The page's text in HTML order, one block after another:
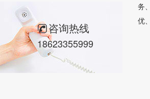
咨询热线
18623355999
务
优